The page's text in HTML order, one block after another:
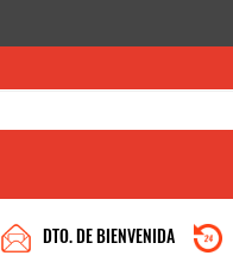
DTO. DE BIENVENIDA